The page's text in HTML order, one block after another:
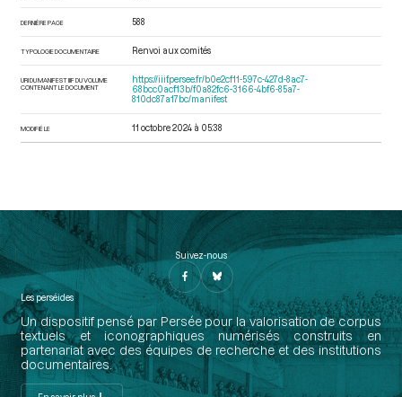
DERNIÈRE PAGE 588
TYPOLOGIE DOCUMENTAIRE Renvoi aux comités
URI DU MANIFEST IIIF DU VOLUME
CONTENANT LE DOCUMENT
https://iiif.persee.fr/b0e2cf11-597c-427d-8ac7-
68bcc0acf13b/f0a82fc6-3166-4bf6-85a7-
810dc87a17bc/manifest
MODIFIÉ LE 11 octobre 2024 à 05:38
Suivez-nous
Les perséides
Un dispositif pensé par Persée pour la valorisation de corpus
textuels et iconographiques numérisés construits en
partenariat avec des équipes de recherche et des institutions
documentaires.